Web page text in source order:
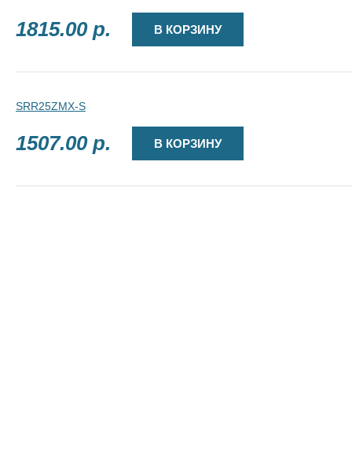
1815.00 р. В КОРЗИНУ
SRR25ZMX-S
1507.00 р. В КОРЗИНУ